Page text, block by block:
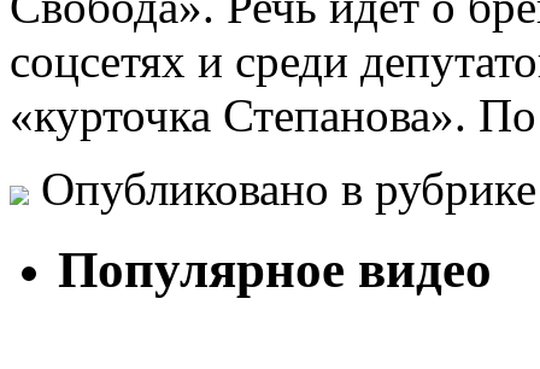
соцсетях и среди
«курточка Степанова».
Опубликовано в
Популярное видео